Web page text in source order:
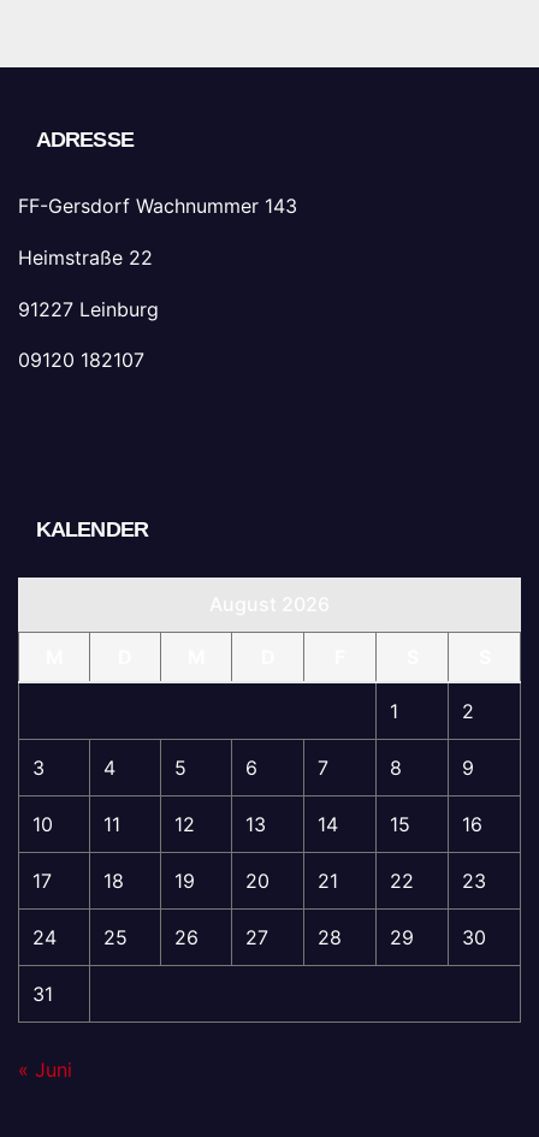
ADRESSE
FF-Gersdorf Wachnummer 143
Heimstraße 22
91227 Leinburg
09120 182107
KALENDER
1 2
3 4 5 6 7 8 9
10 11 12 13 14 15 16
17 18 19 20 21 22 23
24 25 26 27 28 29 30
31
« Juni